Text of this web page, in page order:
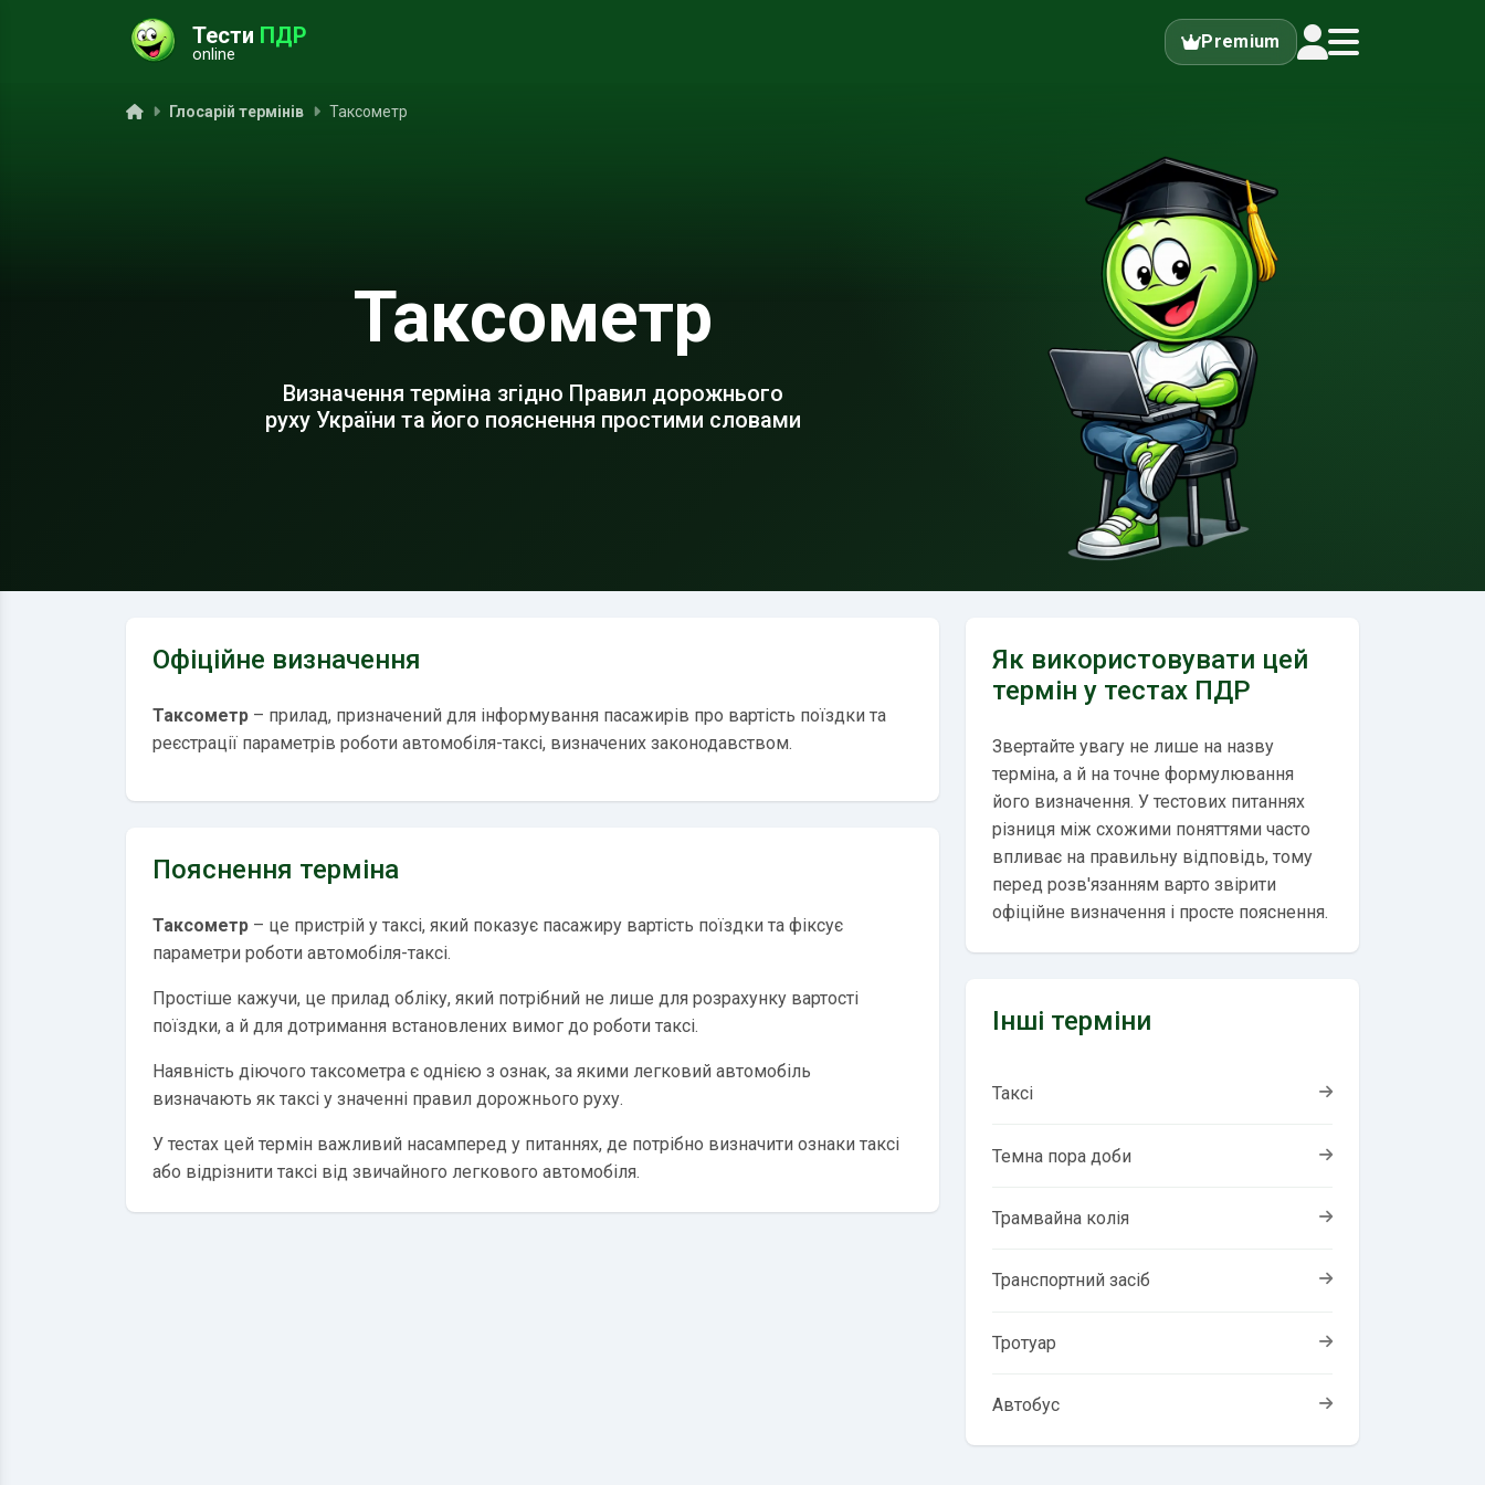
Тести ПДР
online
Premium
ГоловнаГлосарій термінів Таксометр
Таксометр
Визначення терміна згідно Правил дорожнього
руху України та його пояснення простими словами
Офіційне визначення
Таксометр – прилад, призначений для інформування пасажирів про вартість поїздки та
реєстрації параметрів роботи автомобіля-таксі, визначених законодавством.
Пояснення терміна
Таксометр – це пристрій у таксі, який показує пасажиру вартість поїздки та фіксує
параметри роботи автомобіля-таксі.
Простіше кажучи, це прилад обліку, який потрібний не лише для розрахунку вартості
поїздки, а й для дотримання встановлених вимог до роботи таксі.
Наявність діючого таксометра є однією з ознак, за якими легковий автомобіль
визначають як таксі у значенні правил дорожнього руху.
У тестах цей термін важливий насамперед у питаннях, де потрібно визначити ознаки таксі
або відрізнити таксі від звичайного легкового автомобіля.
Як використовувати цей
термін у тестах ПДР
Звертайте увагу не лише на назву
терміна, а й на точне формулювання
його визначення. У тестових питаннях
різниця між схожими поняттями часто
впливає на правильну відповідь, тому
перед розв'язанням варто звірити
офіційне визначення і просте пояснення.
Інші терміни
Таксі
Темна пора доби
Трамвайна колія
Транспортний засіб
Тротуар
Автобус